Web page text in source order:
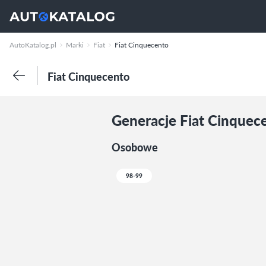
AutoKatalog.pl Marki Fiat Fiat Cinquecento
Fiat Cinquecento
Generacje Fiat
Osobowe
98-99